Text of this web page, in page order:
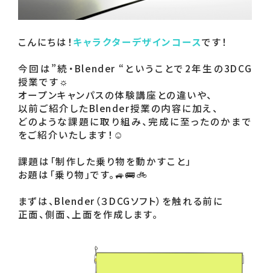
こんにちは！ キャラクターデザインコースです！
今回は”続・Blender “ということで2年生の3DCG
授業です☼
オープンキャンパスの体験講座との違いや、
以前ご紹介したBlender授業の内容に加え、
どのような課題に取り組み、完成に至ったのかまで
をご紹介いたします！☺
課題は「制作した乗り物を動かすこと」
お題は「乗り物」です。🚙🚌🚲
まずは、Blender（３DCGソフト）を触れる前に
正面、側面、上面を作成します。